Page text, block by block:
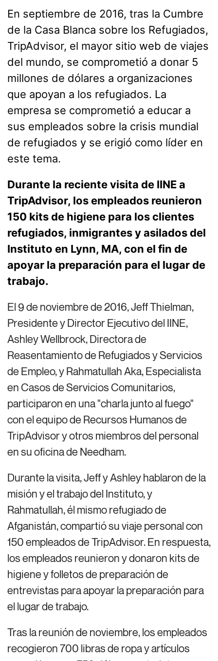
En septiembre de 2016, tras la Cumbre
de la Casa Blanca sobre los Refugiados,
TripAdvisor, el mayor sitio web de viajes
del mundo, se comprometió a donar 5
millones de dólares a organizaciones
que apoyan a los refugiados. La
empresa se comprometió a educar a
sus empleados sobre la crisis mundial
de refugiados y se erigió como líder en
este tema.
Durante la reciente visita de IINE a
TripAdvisor, los empleados reunieron
150 kits de higiene para los clientes
refugiados, inmigrantes y asilados del
Instituto en Lynn, MA, con el fin de
apoyar la preparación para el lugar de
trabajo.
El 9 de noviembre de 2016, Jeff Thielman,
Presidente y Director Ejecutivo del IINE,
Ashley Wellbrock, Directora de
Reasentamiento de Refugiados y Servicios
de Empleo, y Rahmatullah Aka, Especialista
en Casos de Servicios Comunitarios,
participaron en una "charla junto al fuego"
con el equipo de Recursos Humanos de
TripAdvisor y otros miembros del personal
en su oficina de Needham.
Durante la visita, Jeff y Ashley hablaron de la
misión y el trabajo del Instituto, y
Rahmatullah, él mismo refugiado de
Afganistán, compartió su viaje personal con
150 empleados de TripAdvisor. En respuesta,
los empleados reunieron y donaron kits de
higiene y folletos de preparación de
entrevistas para apoyar la preparación para
el lugar de trabajo.
Tras la reunión de noviembre, los empleados
recogieron 700 libras de ropa y artículos